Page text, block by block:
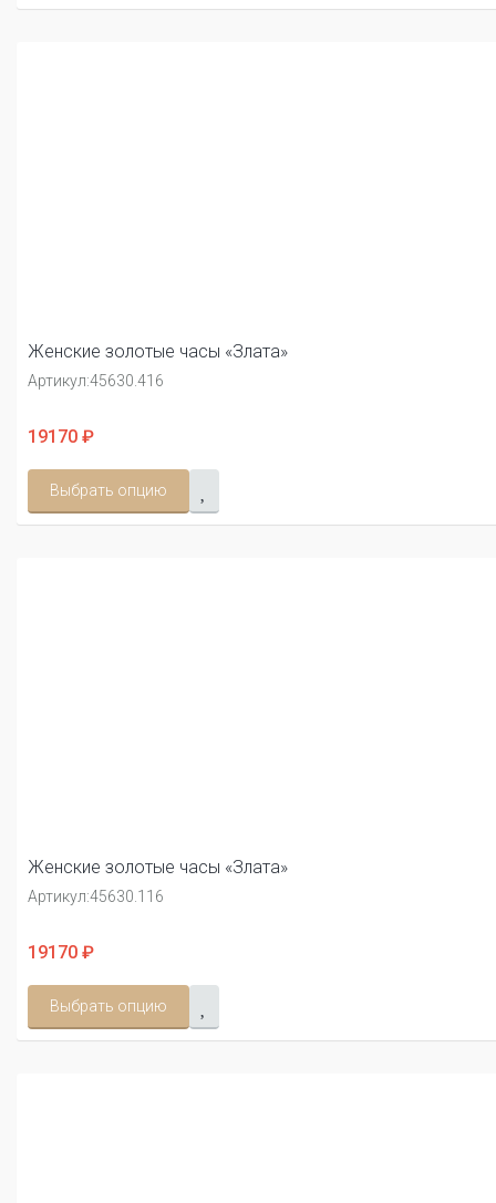
Женские золотые часы «Злата»
Артикул:45630.416
19170 ₽
Выбрать опцию
Женские золотые часы «Злата»
Артикул:45630.116
19170 ₽
Выбрать опцию